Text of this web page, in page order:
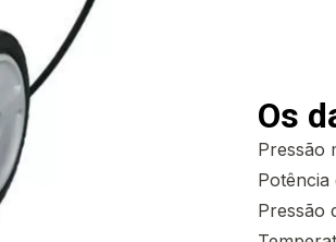
Os
Pressão
Potência
Pressão